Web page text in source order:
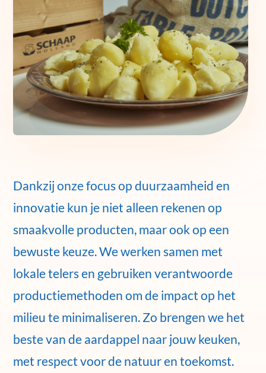
Dankzij onze focus op duurzaamheid en
innovatie kun je niet alleen rekenen op
smaakvolle producten, maar ook op een
bewuste keuze. We werken samen met
lokale telers en gebruiken verantwoorde
productiemethoden om de impact op het
milieu te minimaliseren. Zo brengen we het
beste van de aardappel naar jouw keuken,
met respect voor de natuur en toekomst.